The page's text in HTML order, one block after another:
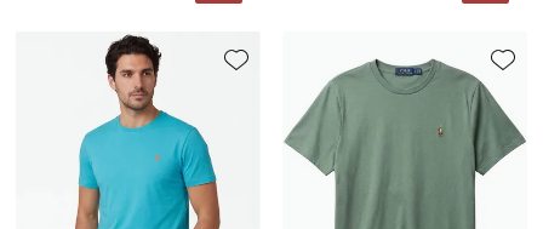
Toevoegen aan favorieten